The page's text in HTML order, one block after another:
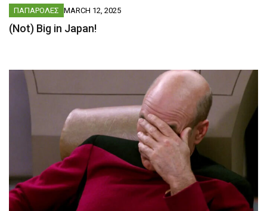
ΠΑΠΑΡΟΛΕΣ MARCH 12, 2025
(Not) Big in Japan!